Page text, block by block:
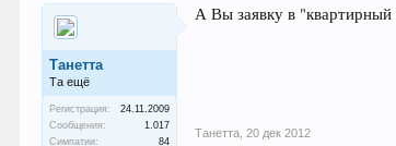
Танетта
Та ещё
Регистрация:
24.11.2009
Сообщения:
1.017
Симпатии:
84
А Вы заявку в "квартирный
Танетта 20 дек 2012